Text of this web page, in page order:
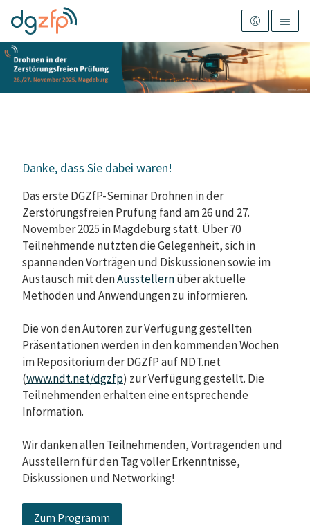
Danke, dass Sie dabei waren!
Das erste DGZfP-Seminar Drohnen in der
Zerstörungsfreien Prüfung fand am 26 und 27.
November 2025 in Magdeburg statt. Über 70
Teilnehmende nutzten die Gelegenheit, sich in
spannenden Vorträgen und Diskussionen sowie im
Austausch mit denAusstellernüber aktuelle
Methoden und Anwendungen zu informieren.
Die von den Autoren zur Verfügung gestellten
Präsentationen werden in den kommenden Wochen
im Repositorium der DGZfP auf NDT.net
(www.ndt.net/dgzfp) zur Verfügung gestellt. Die
Teilnehmenden erhalten eine entsprechende
Information.
Wir danken allen Teilnehmenden, Vortragenden und
Ausstellern für den Tag voller Erkenntnisse,
Diskussionen und Networking!
Zum Programm